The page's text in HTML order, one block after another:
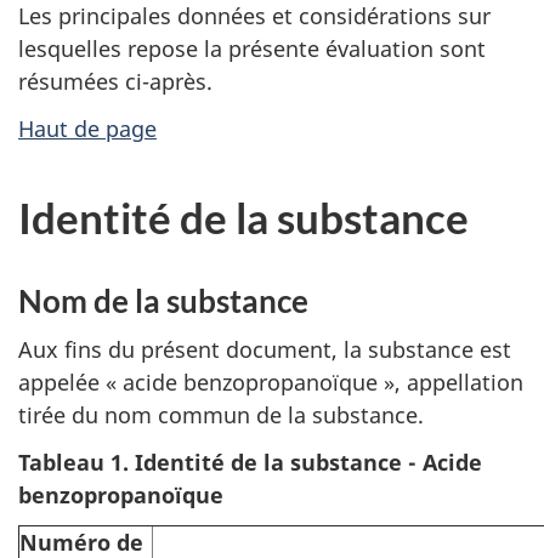
Les principales données et considérations sur
lesquelles repose la présente évaluation sont
résumées ci-après.
Haut de page
Identité de la substance
Nom de la substance
Aux fins du présent document, la substance est
appelée « acide benzopropanoïque », appellation
tirée du nom commun de la substance.
Tableau 1. Identité de la substance - Acide
benzopropanoïque
Numéro de